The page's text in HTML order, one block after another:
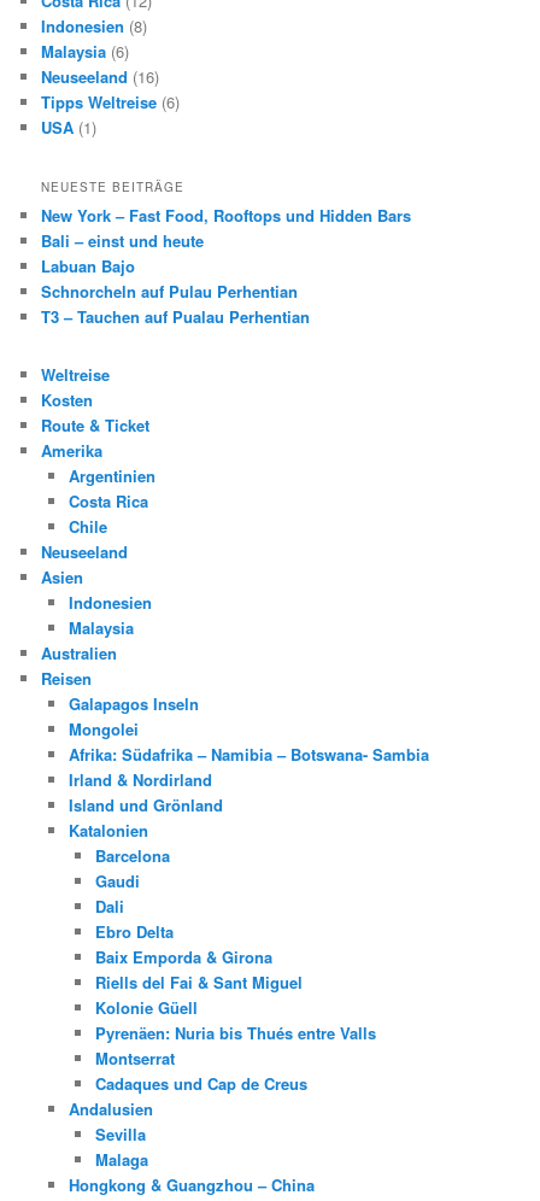
Indonesien (8)
Malaysia (6)
Neuseeland (16)
Tipps Weltreise (6)
USA (1)
NEUESTE BEITRÄGE
New York – Fast Food, Rooftops und Hidden Bars
Bali – einst und heute
Labuan Bajo
Schnorcheln auf Pulau Perhentian
T3 – Tauchen auf Pualau Perhentian
Weltreise
Kosten
Route & Ticket
Amerika
Argentinien
Costa Rica
Chile
Neuseeland
Asien
Indonesien
Malaysia
Australien
Reisen
Galapagos Inseln
Mongolei
Afrika: Südafrika – Namibia – Botswana- Sambia
Irland & Nordirland
Island und Grönland
Katalonien
Barcelona
Gaudi
Dali
Ebro Delta
Baix Emporda & Girona
Riells del Fai & Sant Miguel
Kolonie Güell
Pyrenäen: Nuria bis Thués entre Valls
Montserrat
Cadaques und Cap de Creus
Andalusien
Sevilla
Malaga
Hongkong & Guangzhou – China